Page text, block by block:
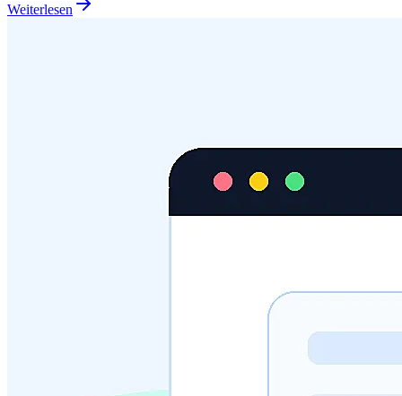
Weiterlesen